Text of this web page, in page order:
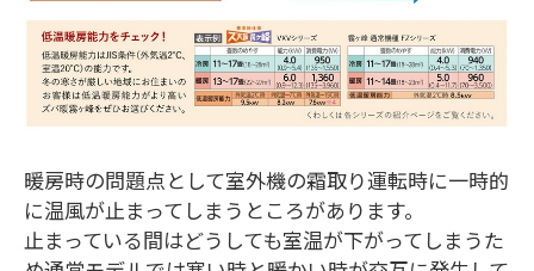
暖房時の問題点として室外機の霜取り運転時に一時的
に温風が止まってしまうところがあります。
止まっている間はどうしても室温が下がってしまうた